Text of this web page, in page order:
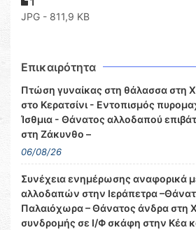
JPG - 811,9 KB
Επικαιρότητα
Πτώση γυναίκας στη θάλασσα στη
στο Κερατσίνι - Εντοπισμός
Ίσθμια - Θάνατος αλλοδαπού
στη Ζάκυνθο –
06/08/26
Συνέχεια ενημέρωσης αναφορικά
αλλοδαπών στην Ιεράπετρα
Παλαιόχωρα – Θάνατος άνδρα στη
συνδρομής σε Ι/Φ σκάφη στην Κέα